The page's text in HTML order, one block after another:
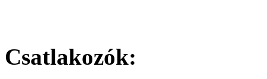
Csatlakozók: